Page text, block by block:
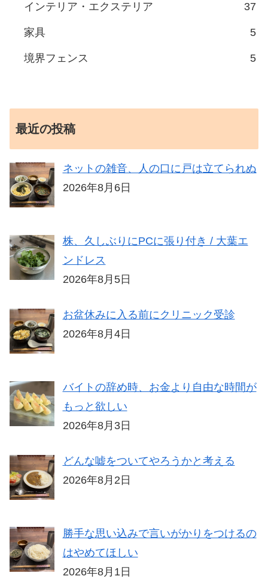
インテリア・エクステリア 37
家具 5
境界フェンス 5
最近の投稿
ネットの雑音、人の口に戸は立てられぬ
2026年8月6日
株、久しぶりにPCに張り付き / 大葉エ
ンドレス
2026年8月5日
お盆休みに入る前にクリニック受診
2026年8月4日
バイトの辞め時、お金より自由な時間が
もっと欲しい
2026年8月3日
どんな嘘をついてやろうかと考える
2026年8月2日
勝手な思い込みで言いがかりをつけるの
はやめてほしい
2026年8月1日